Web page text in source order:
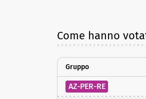
Come hanno
Gruppo
AZ-PER-RE